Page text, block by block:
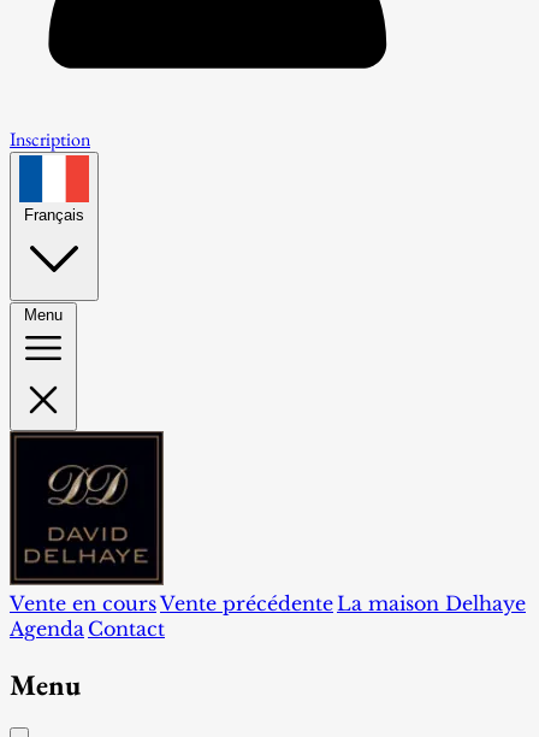
Inscription
Français
Menu
Vente en coursVente précédente La maison Delhaye
Agenda Contact
Menu